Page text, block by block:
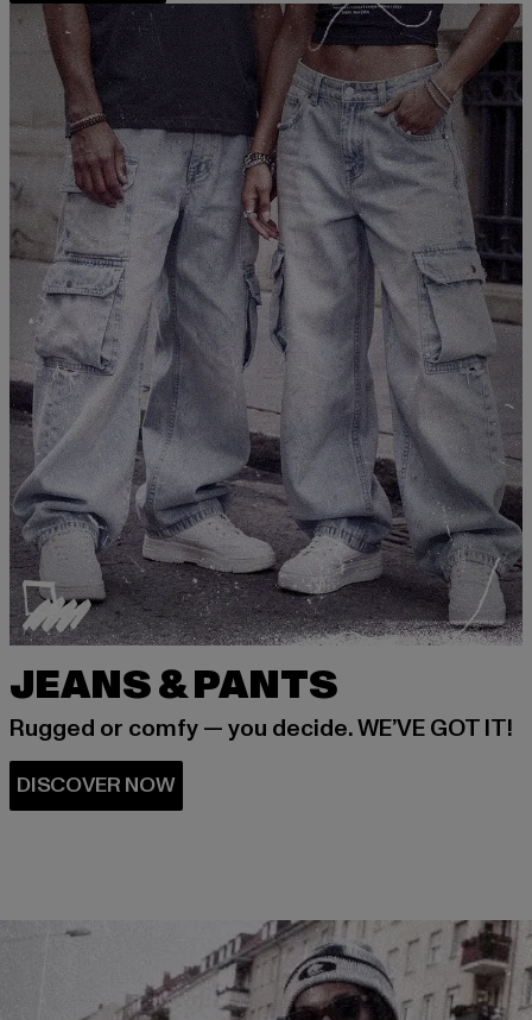
JEANS & PANTS
Rugged or comfy — you decide. WE’VE GOT IT!
DISCOVER NOW